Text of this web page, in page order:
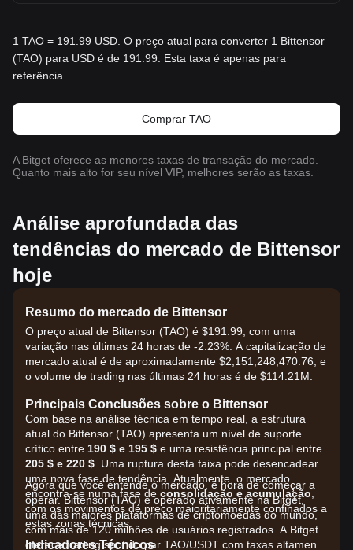
1 TAO = 191.99 USD. O preço atual para converter 1 Bittensor
(TAO) para USD é de 191.99. Esta taxa é apenas para
referência.
Comprar TAO
A Bitget oferece as menores taxas de transação do mercado.
Quanto mais alto for seu nível VIP, melhores serão as taxas.
Análise aprofundada das
tendências do mercado de Bittensor
hoje
Resumo do mercado de Bittensor
O preço atual de Bittensor (TAO) é $191.99, com uma
variação nas últimas 24 horas de -2.23%. A capitalização de
mercado atual é de aproximadamente $2,151,248,470.76, e
o volume de trading nas últimas 24 horas é de $114.21M.
Principais Conclusões sobre o Bittensor
Com base na análise técnica em tempo real, a estrutura
atual do Bittensor (TAO) apresenta um nível de suporte
crítico entre 190 $ e 195 $ e uma resistência principal entre
205 $ e 220 $ . Uma ruptura desta faixa pode desencadear
uma nova fase de tendência. Atualmente, o mercado
encontra-se numa fase de consolidação e acumulação
com os movimentos de preço maioritariamente confinados a
estas zonas técnicas.
Indicadores Técnicos
Agora que você entende o mercado, é hora de começar a
operar. Bittensor (TAO) é operado ativamente na Bitget,
uma das maiores plataformas de criptomoedas do mundo,
com mais de 120 milhões de usuários registrados. A Bitget
oferece trading spot do par TAO/USDT com taxas altamente